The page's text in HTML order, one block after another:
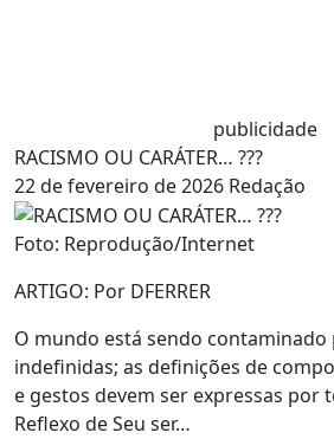
publicidade
RACISMO OU CARÁTER… ???
22 de fevereiro de 2026 Redação
Foto: Reprodução/Internet
ARTIGO: Por DFERRER
O mundo está sendo
indefinidas; as definições de
e gestos devem ser expressas por
Reflexo de Seu ser…